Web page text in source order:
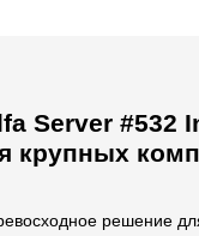
Server #532
крупных
решение